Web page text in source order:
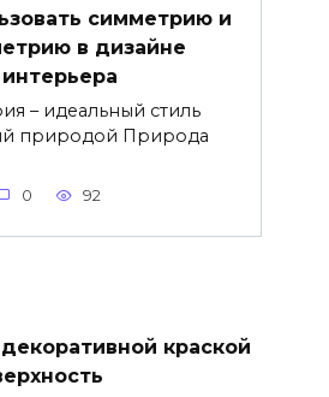
симметрию и
в дизайне
интерьера
– идеальный стиль
природой Природа
0 92
краской